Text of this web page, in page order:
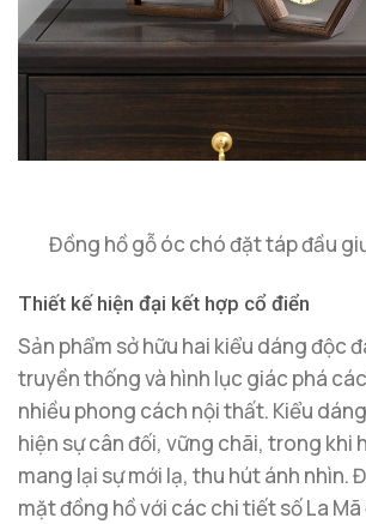
Đồng hồ gỗ óc chó đặt táp đầu
Thiết kế hiện đại kết hợp cổ điển
Sản phẩm sở hữu hai kiểu dáng độc
truyền thống và hình lục giác phá
nhiều phong cách nội thất. Kiểu
hiện sự cân đối, vững chãi, trong khi
mang lại sự mới lạ, thu hút ánh nhìn.
mặt đồng hồ với các chi tiết số La